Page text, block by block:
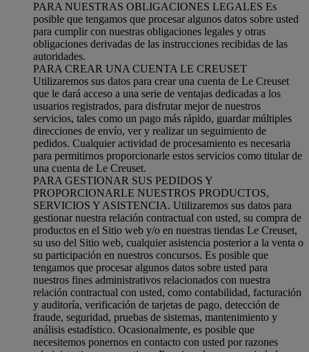
PARA NUESTRAS OBLIGACIONES LEGALES Es
posible que tengamos que procesar algunos datos sobre usted
para cumplir con nuestras obligaciones legales y otras
obligaciones derivadas de las instrucciones recibidas de las
autoridades.
PARA CREAR UNA CUENTA LE CREUSET
Utilizaremos sus datos para crear una cuenta de Le Creuset
que le dará acceso a una serie de ventajas dedicadas a los
usuarios registrados, para disfrutar mejor de nuestros
servicios, tales como un pago más rápido, guardar múltiples
direcciones de envío, ver y realizar un seguimiento de
pedidos. Cualquier actividad de procesamiento es necesaria
para permitirnos proporcionarle estos servicios como titular de
una cuenta de Le Creuset.
PARA GESTIONAR SUS PEDIDOS Y
PROPORCIONARLE NUESTROS PRODUCTOS,
SERVICIOS Y ASISTENCIA. Utilizaremos sus datos para
gestionar nuestra relación contractual con usted, su compra de
productos en el Sitio web y/o en nuestras tiendas Le Creuset,
su uso del Sitio web, cualquier asistencia posterior a la venta o
su participación en nuestros concursos. Es posible que
tengamos que procesar algunos datos sobre usted para
nuestros fines administrativos relacionados con nuestra
relación contractual con usted, como contabilidad, facturación
y auditoría, verificación de tarjetas de pago, detección de
fraude, seguridad, pruebas de sistemas, mantenimiento y
análisis estadístico. Ocasionalmente, es posible que
necesitemos ponernos en contacto con usted por razones